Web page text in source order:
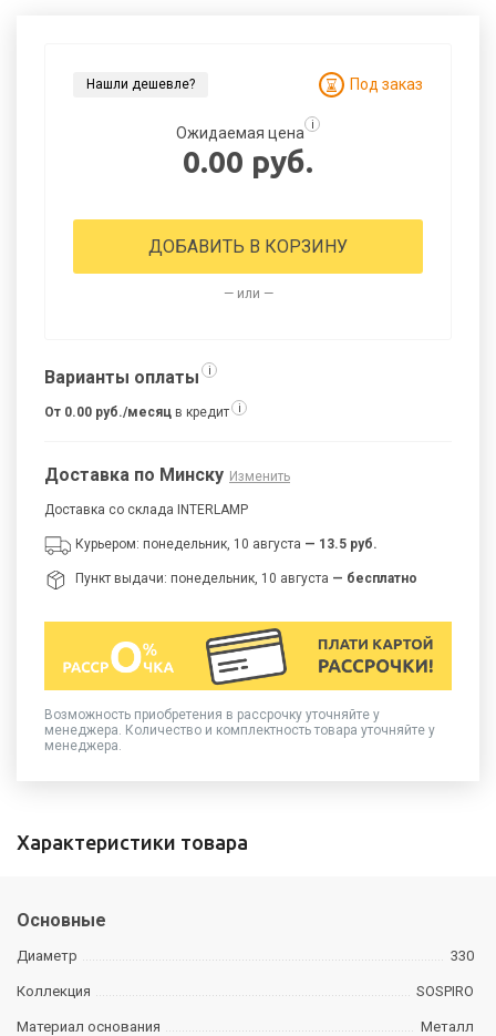
Нашли дешевле? Под заказ
Ожидаемая цена i
0.00 руб.
ДОБАВИТЬ В КОРЗИНУ
— или —
Варианты оплаты i
От 0.00 руб./месяц в кредит i
Доставка по Минску Изменить
Доставка со склада INTERLAMP
Курьером: понедельник, 10 августа — 13.5 руб.
Пункт выдачи: понедельник, 10 августа — бесплатно
Возможность приобретения в рассрочку уточняйте у
менеджера. Количество и комплектность товара уточняйте у
менеджера.
Характеристики товара
Основные
Диаметр 330
Коллекция SOSPIRO
Материал основания Металл